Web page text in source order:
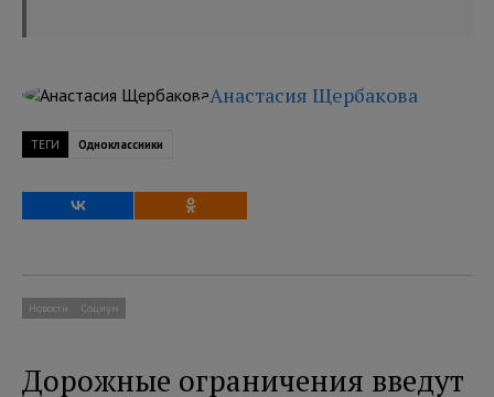
Анастасия Щербакова
ТЕГИ Одноклассники
Новости Социум
Дорожные ограничения введут